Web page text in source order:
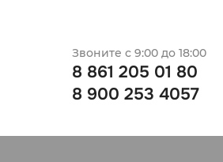
Звоните с 9:00 до 18:00
8 861 205 01 80
8 900 253 4057